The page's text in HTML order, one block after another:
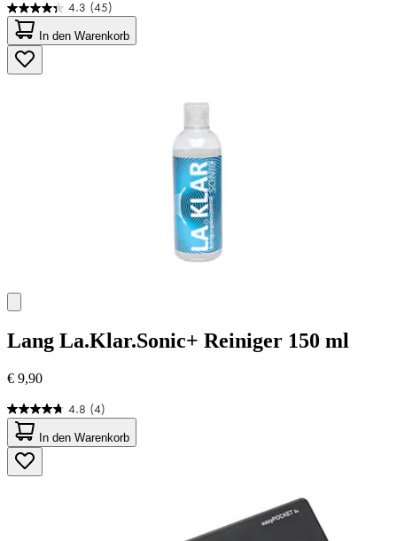
4.3 (45)
4.3
von
5
Sternen.
45
In den Warenkorb
Lang La.Klar.Sonic+ Reiniger 150 ml
€ 9,90
4.8 (4)
4.8
von
5
Sternen.
4
In den Warenkorb